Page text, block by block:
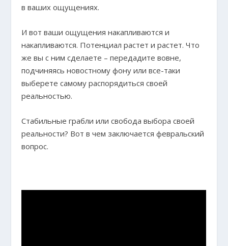
в ваших ощущениях.
И вот ваши ощущения накапливаются и
накапливаются. Потенциал растет и растет. Что
же вы с ним сделаете – передадите вовне,
подчиняясь новостному фону или все-таки
выберете самому распорядиться своей
реальностью.
Стабильные грабли или свобода выбора своей
реальности? Вот в чем заключается февральский
вопрос.